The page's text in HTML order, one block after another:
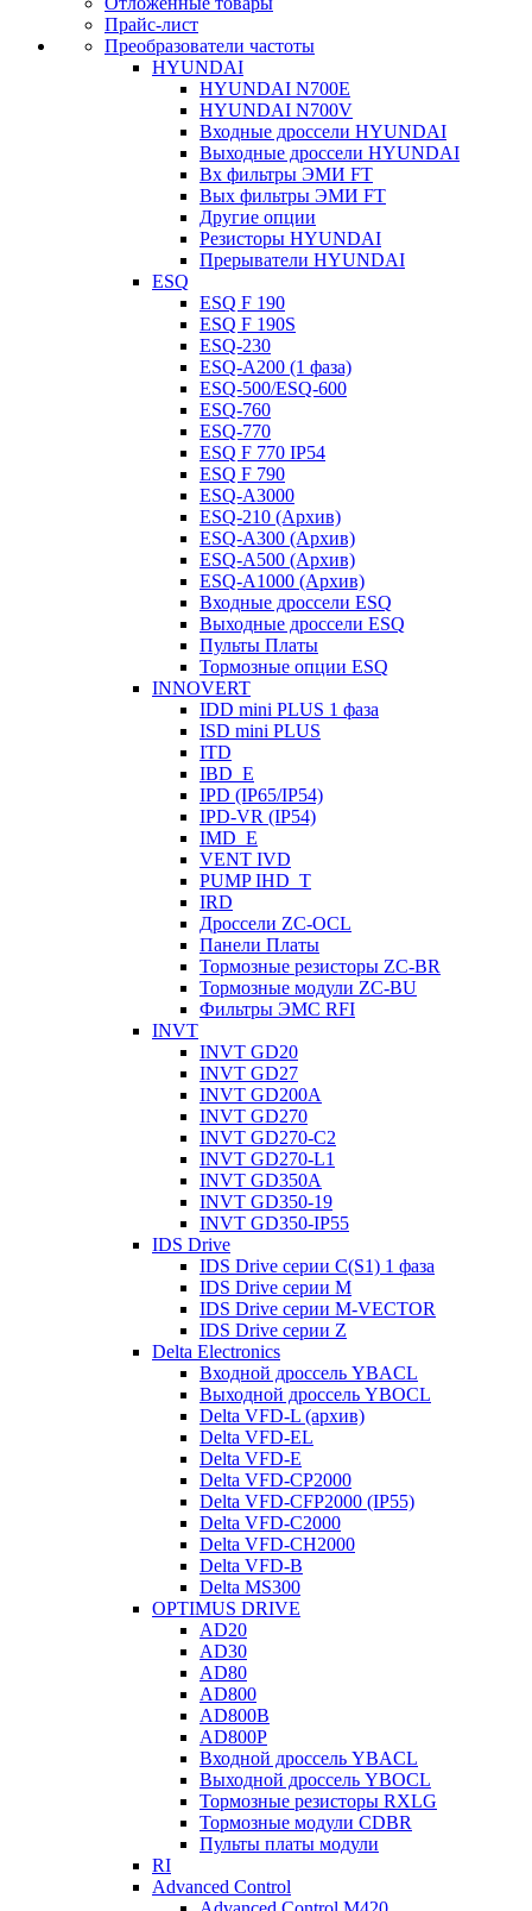
Прайс-лист
Преобразователи частоты
HYUNDAI
HYUNDAI N700E
HYUNDAI N700V
Входные дроссели HYUNDAI
Выходные дроссели HYUNDAI
Вх фильтры ЭМИ FT
Вых фильтры ЭМИ FT
Другие опции
Резисторы HYUNDAI
Прерыватели HYUNDAI
ESQ
ESQ F 190
ESQ F 190S
ESQ-230
ESQ-A200 (1 фаза)
ESQ-500/ESQ-600
ESQ-760
ESQ-770
ESQ F 770 IP54
ESQ F 790
ESQ-A3000
ESQ-210 (Архив)
ESQ-A300 (Архив)
ESQ-A500 (Архив)
ESQ-A1000 (Архив)
Входные дроссели ESQ
Выходные дроссели ESQ
Пульты Платы
Тормозные опции ESQ
INNOVERT
IDD mini PLUS 1 фаза
ISD mini PLUS
ITD
IBD_E
IPD (IP65/IP54)
IРD-VR (IP54)
IMD_E
VENT IVD
PUMP IHD_T
IRD
Дроссели ZC-OCL
Панели Платы
Тормозные резисторы ZC-BR
Тормозные модули ZC-BU
Фильтры ЭМС RFI
INVT
INVT GD20
INVT GD27
INVT GD200A
INVT GD270
INVT GD270-C2
INVT GD270-L1
INVT GD350A
INVT GD350-19
INVT GD350-IP55
IDS Drive
IDS Drive серии C(S1) 1 фаза
IDS Drive серии M
IDS Drive серии M-VECTOR
IDS Drive серии Z
Delta Electronics
Входной дроссель YBACL
Выходной дроссель YBOCL
Delta VFD-L (архив)
Delta VFD-EL
Delta VFD-E
Delta VFD-CP2000
Delta VFD-CFP2000 (IP55)
Delta VFD-C2000
Delta VFD-CH2000
Delta VFD-B
Delta MS300
OPTIMUS DRIVE
AD20
AD30
AD80
AD800
AD800B
AD800P
Входной дроссель YBACL
Выходной дроссель YBOCL
Тормозные резисторы RXLG
Тормозные модули CDBR
Пульты платы модули
RI
Advanced Control